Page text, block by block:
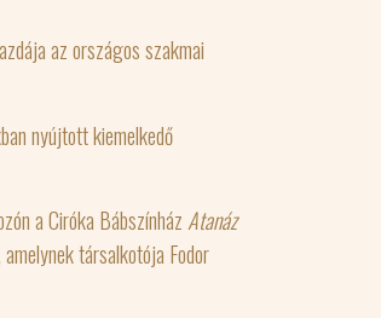
az országos szakmai
nyújtott kiemelkedő
a Ciróka Bábszínház Atanáz
társalkotója Fodor